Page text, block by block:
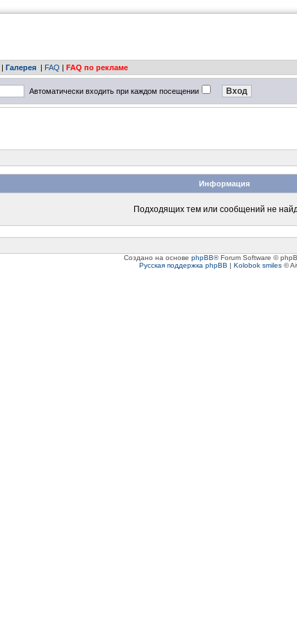
| Галерея | FAQ | FAQ по рекламе
Автоматически входить при каждом посещении
Информация
Подходящих тем или сообщений не
Создано на основе phpBB® Forum Software ©
Русская поддержка phpBB | Kolobok smiles©